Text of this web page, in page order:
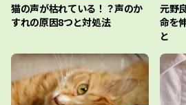
猫の声が枯れている！？声のか
すれの原因8つと対処法
元野
命を
と